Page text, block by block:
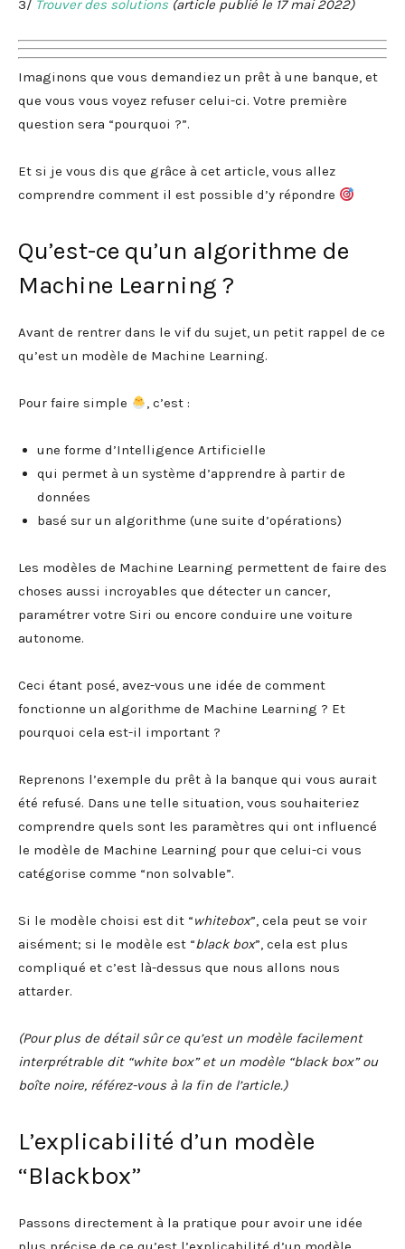
3/ Trouver des solutions (article publié le 17 mai 2022)
Imaginons que vous demandiez un prêt à une banque, et
que vous vous voyez refuser celui-ci. Votre première
question sera “pourquoi ?”.
Et si je vous dis que grâce à cet article, vous allez
comprendre comment il est possible d’y répondre
Qu’est-ce qu’un algorithme de
Machine Learning ?
Avant de rentrer dans le vif du sujet, un petit rappel de ce
qu’est un modèle de Machine Learning.
Pour faire simple , c’est :
une forme d’Intelligence Artificielle
qui permet à un système d’apprendre à partir de
données
basé sur un algorithme (une suite d’opérations)
Les modèles de Machine Learning permettent de faire des
choses aussi incroyables que détecter un cancer,
paramétrer votre Siri ou encore conduire une voiture
autonome.
Ceci étant posé, avez-vous une idée de comment
fonctionne un algorithme de Machine Learning ? Et
pourquoi cela est-il important ?
Reprenons l’exemple du prêt à la banque qui vous aurait
été refusé. Dans une telle situation, vous souhaiteriez
comprendre quels sont les paramètres qui ont influencé
le modèle de Machine Learning pour que celui-ci vous
catégorise comme “non solvable”.
Si le modèle choisi est dit “whitebox”, cela peut se voir
aisément; si le modèle est “black box”, cela est plus
compliqué et c’est là-dessus que nous allons nous
attarder.
(Pour plus de détail sûr ce qu’est un modèle facilement
interprétrable dit “white box” et un modèle “black box” ou
boîte noire, référez-vous à la fin de l’article.)
L’explicabilité d’un modèle
“Blackbox”
Passons directement à la pratique pour avoir une idée